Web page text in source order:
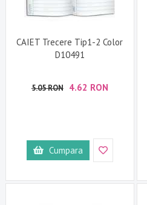
CAIET Trecere Tip1-2 Color
D10491
5.05 RON 4.62 RON
Cumpara